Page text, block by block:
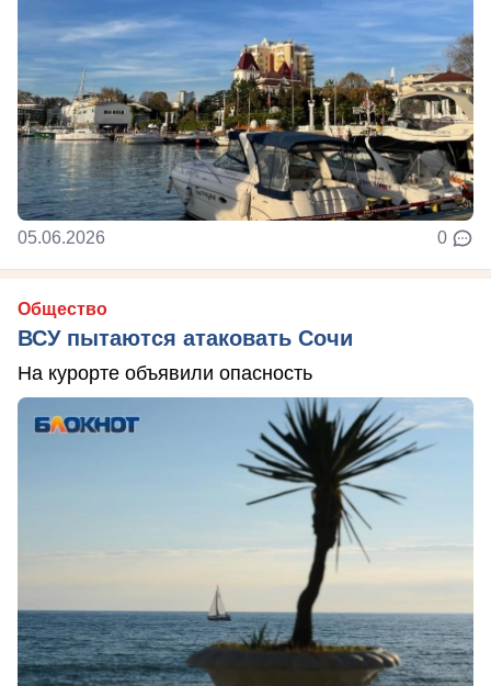
05.06.2026 0
Общество
ВСУ пытаются атаковать Сочи
На курорте объявили опасность